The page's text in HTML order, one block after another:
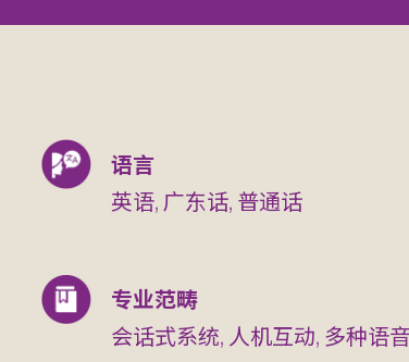
语言
英语, 广东话, 普通话
专业范畴
会话式系统, 人机互动, 多种语